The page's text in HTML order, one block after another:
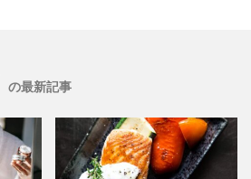
の最新記事